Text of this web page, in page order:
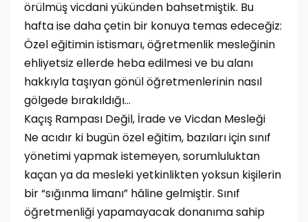
örülmüş vicdani yükünden bahsetmiştik. Bu
hafta ise daha çetin bir konuya temas edeceğiz:
Özel eğitimin istismarı, öğretmenlik mesleğinin
ehliyetsiz ellerde heba edilmesi ve bu alanı
hakkıyla taşıyan gönül öğretmenlerinin nasıl
gölgede bırakıldığı...
Kaçış Rampası Değil, İrade ve Vicdan Mesleği
Ne acıdır ki bugün özel eğitim, bazıları için sınıf
yönetimi yapmak istemeyen, sorumluluktan
kaçan ya da mesleki yetkinlikten yoksun kişilerin
bir “sığınma limanı” hâline gelmiştir. Sınıf
öğretmenliği yapamayacak donanıma sahip